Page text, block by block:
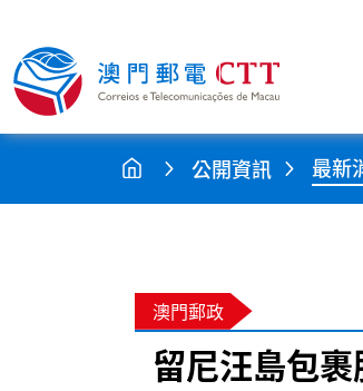
公開資訊 最新
澳門郵政
留尼汪島包